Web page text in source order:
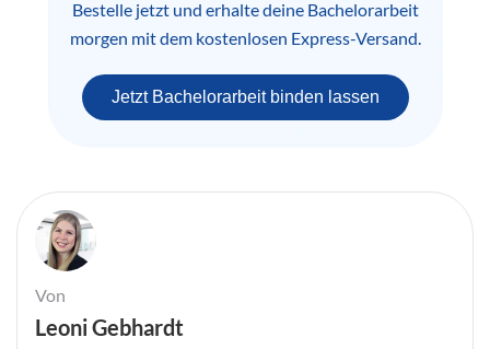
Bestelle jetzt und erhalte deine Bachelorarbeit
morgen mit dem kostenlosen Express-Versand.
Jetzt Bachelorarbeit binden lassen
Von
Leoni Gebhardt